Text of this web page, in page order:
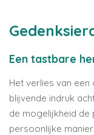
Een tastbare
Het verlies van
blijvende indruk
de mogelijkheid de
persoonlijke